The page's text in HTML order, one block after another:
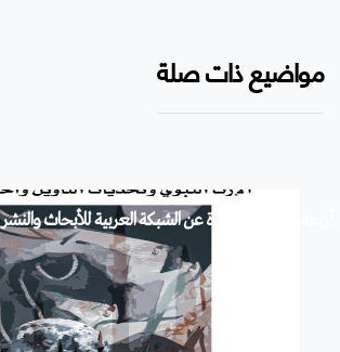
مواضيع ذات صلة
أربعة إصدارات جديدة عن الشبكة العربية للأبحاث والنشر